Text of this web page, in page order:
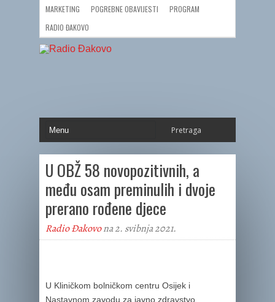
MARKETING POGREBNE OBAVIJESTI
PROGRAM
RADIO ĐAKOVO
U OBŽ 58 novopozitivnih, a
među osam preminulih i dvoje
prerano rođene djece
Radio Đakovona 2. svibnja 2021.
U Kliničkom bolničkom centru Osijek i
Nastavnom zavodu za javno zdravstvo